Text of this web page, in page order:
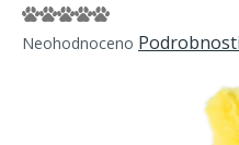
Průměrné
hodnocení
Neohodnoceno